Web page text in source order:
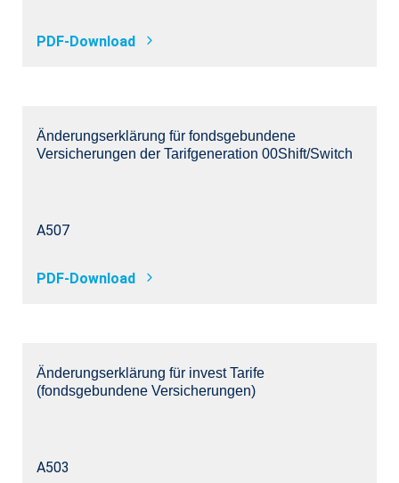
PDF-Download
Änderungserklärung für fondsgebundene
Versicherungen der Tarifgeneration 00Shift/Switch
A507
PDF-Download
Änderungserklärung für invest Tarife
(fondsgebundene Versicherungen)
A503